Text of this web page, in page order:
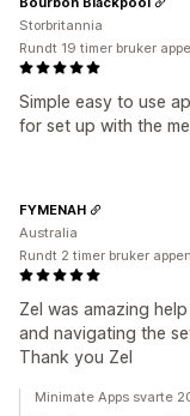
Simple easy to use
for set up with the
Storbritannia
Rundt 19 timer bruker
Zel was amazing
and navigating the
Thank you Zel
FYMENAH
Australia
Rundt 2 timer bruker appen
Minimate Apps svarte